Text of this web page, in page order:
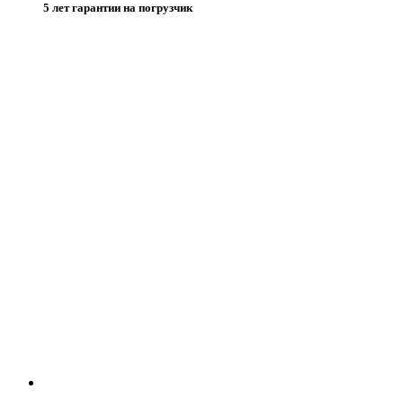
5 лет гарантии на погрузчик